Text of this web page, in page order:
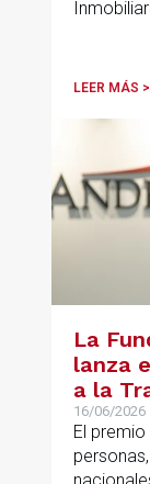
LEER MÁS
La
lanza
a la
16/06/2026
El